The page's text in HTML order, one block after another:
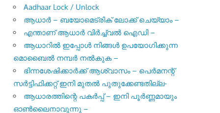
Aadhaar Lock / Unlock
ആധാർ – ബയോമെട്രിക് ലോക്ക് ചെയ്യാം –
എന്താണ് ആധാർ വിർച്ച്വൽ ഐഡി –
ആധാറിൽ ഇപ്പോൾ നിങ്ങൾ ഉപയോഗിക്കുന്ന
മൊബൈൽ നമ്പർ നൽകുക –
ഭിന്നശേഷിക്കാർക്ക് ആശ്വാസം – പെർമനന്റ്
സർട്ടിഫിക്കറ്റ് ഇനി മുതൽ പുതുക്കേണ്ടതില്ല-
ആധാരത്തിന്റെ പകർപ്പ് – ഇനി പൂർണ്ണമായും
ഓൺലൈനാവുന്നു –